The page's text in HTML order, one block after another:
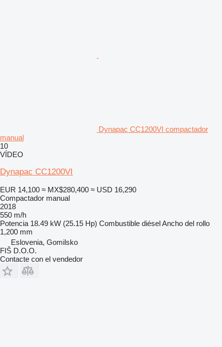
Dynapac CC1200VI compactador
manual
10
VÍDEO
Dynapac CC1200VI
EUR 14,100 ≈ MX$280,400 ≈ USD 16,290
Compactador manual
2018
550 m/h
Potencia 18.49 kW (25.15 Hp) Combustible diéselAncho del rollo
1,200 mm
Eslovenia, Gomilsko
FIŠ D.O.O.
Contacte con el vendedor